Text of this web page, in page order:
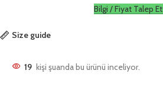
Bilgi / Fiyat Talep Et
Size guide
19 kişi şuanda bu ürünü inceliyor.